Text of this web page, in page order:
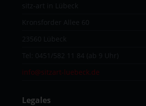
sitz-art in Lübeck
Kronsforder Allee 60
23560 Lübeck
Tel:
0451/582 11 84 (ab 9 Uhr)
info@sitzart-luebeck.de
Legales